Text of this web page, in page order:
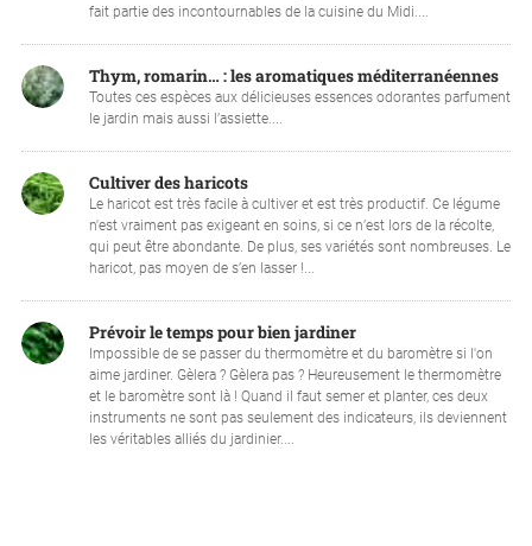
fait partie des incontournables de la cuisine du Midi....
Thym, romarin… : les aromatiques méditerranéennes
Toutes ces espèces aux délicieuses essences odorantes parfument
le jardin mais aussi l’assiette....
Cultiver des haricots
Le haricot est très facile à cultiver et est très productif. Ce légume
n'est vraiment pas exigeant en soins, si ce n’est lors de la récolte,
qui peut être abondante. De plus, ses variétés sont nombreuses. Le
haricot, pas moyen de s’en lasser !...
Prévoir le temps pour bien jardiner
Impossible de se passer du thermomètre et du baromètre si l'on
aime jardiner. Gèlera ? Gèlera pas ? Heureusement le thermomètre
et le baromètre sont là ! Quand il faut semer et planter, ces deux
instruments ne sont pas seulement des indicateurs, ils deviennent
les véritables alliés du jardinier....